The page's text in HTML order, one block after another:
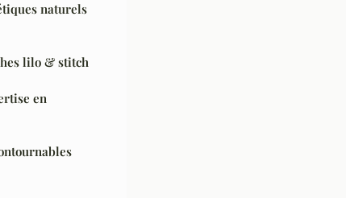
naturels
lilo & stitch
en